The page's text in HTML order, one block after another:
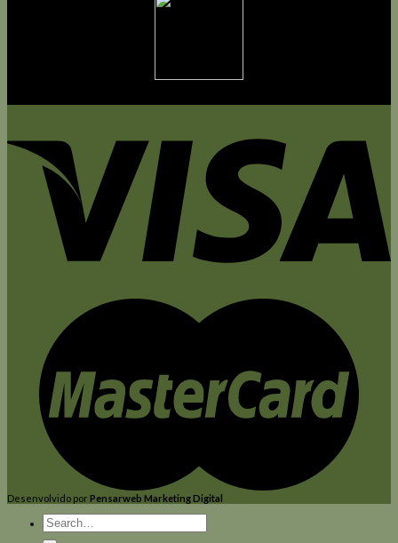
Desenvolvido por Pensarweb Marketing Digital
Search
for: